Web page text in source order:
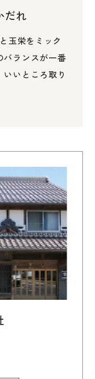
れ
玉栄をミック
バランスが一番
いところ取り